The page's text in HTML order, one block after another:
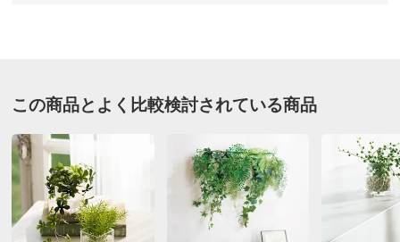
高さ85（麻紐…約27含）cm、重さ180g
小（プミラ＆アスパラガス）…約幅18・奥行23・高さ
68（麻紐…約27含）cm、重さ180g
■素材：ポリエステル・ポリエチレン、袋・紐…ジュート
麻、エコストーン…珪質頁岩
■部材：中国製、エコストーン…日本製
まりました。
2025/05/22
すべての口コミを見る
この商品とよく比較検討されている商品